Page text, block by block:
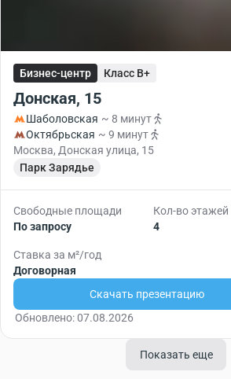
Бизнес-центр Класс B+
Донская, 15
Шаболовская ~ 8 минут
Октябрьская ~ 9 минут
Москва, Донская улица, 15
Парк Зарядье
Свободные площади
По запросу
Кол-во этажей
4
Ставка за м²/год
Договорная
Скачать презентацию
Обновлено: 07.08.2026
Показать еще